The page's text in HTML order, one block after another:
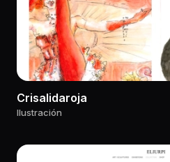
Crisalidaroja
Ilustración